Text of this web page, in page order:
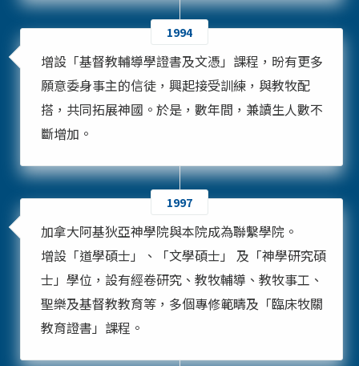
1994
增設「基督教輔導學證書及文憑」課程，昐有更多
願意委身事主的信徒，興起接受訓練，與教牧配
搭，共同拓展神國。於是，數年間，兼讀生人數不
斷增加。
1997
加拿大阿基狄亞神學院與本院成為聯繫學院。
增設「道學碩士」、「文學碩士」 及「神學研究碩
士」學位，設有經卷研究、教牧輔導、教牧事工、
聖樂及基督教教育等，多個專修範疇及「臨床牧關
教育證書」課程。